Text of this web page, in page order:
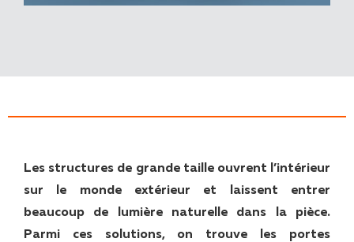
Les structures de grande taille ouvrent l’intérieur
sur le monde extérieur et laissent entrer
beaucoup de lumière naturelle dans la pièce.
Parmi ces solutions, on trouve les portes